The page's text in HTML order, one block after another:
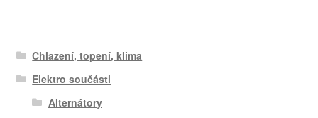
Chlazení, topení, klima
Elektro součásti
Alternátory